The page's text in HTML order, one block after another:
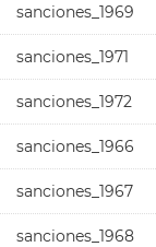
sanciones_1969
sanciones_1971
sanciones_1972
sanciones_1966
sanciones_1967
sanciones_1968